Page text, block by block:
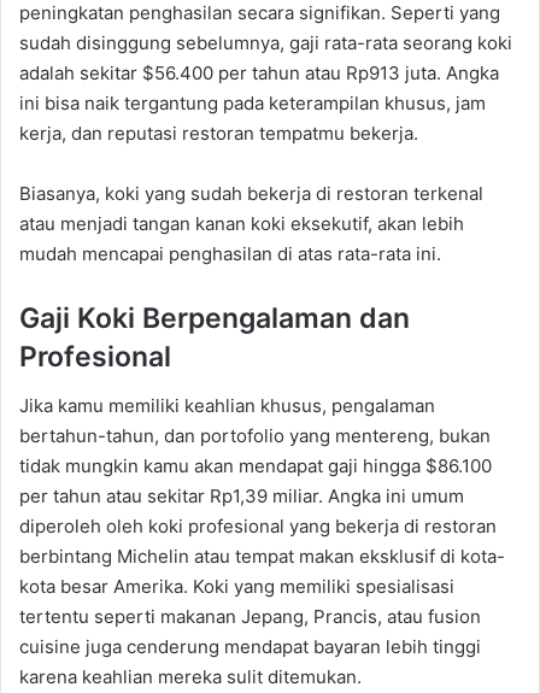
peningkatan penghasilan secara signifikan. Seperti yang
sudah disinggung sebelumnya, gaji rata-rata seorang koki
adalah sekitar $56.400 per tahun atau Rp913 juta. Angka
ini bisa naik tergantung pada keterampilan khusus, jam
kerja, dan reputasi restoran tempatmu bekerja.
Biasanya, koki yang sudah bekerja di restoran terkenal
atau menjadi tangan kanan koki eksekutif, akan lebih
mudah mencapai penghasilan di atas rata-rata ini.
Gaji Koki Berpengalaman dan
Profesional
Jika kamu memiliki keahlian khusus, pengalaman
bertahun-tahun, dan portofolio yang mentereng, bukan
tidak mungkin kamu akan mendapat gaji hingga $86.100
per tahun atau sekitar Rp1,39 miliar. Angka ini umum
diperoleh oleh koki profesional yang bekerja di restoran
berbintang Michelin atau tempat makan eksklusif di kota-
kota besar Amerika. Koki yang memiliki spesialisasi
tertentu seperti makanan Jepang, Prancis, atau fusion
cuisine juga cenderung mendapat bayaran lebih tinggi
karena keahlian mereka sulit ditemukan.